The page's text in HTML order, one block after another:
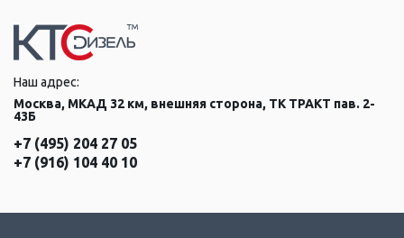
Наш адрес:
Москва, МКАД 32 км, внешняя сторона, ТК ТРАКТ пав. 2-
43Б
+7 (495) 204 27 05
+7 (916) 104 40 10